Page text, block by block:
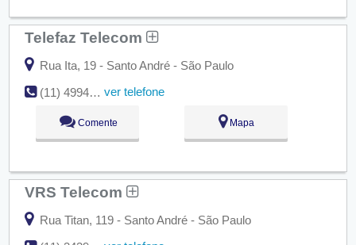
Telefaz Telecom
Rua Ita, 19 - Santo André - São Paulo
(11) 4994-9652
ver telefone
Comente Mapa
VRS Telecom
Rua Titan, 119 - Santo André - São Paulo